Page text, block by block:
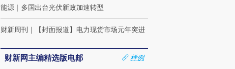
能源 ｜ 多国出台光伏新政加速转型
财新周刊 ｜ 【封面报道】电力现货市场元年突进
财新网主编精选版电邮
样例